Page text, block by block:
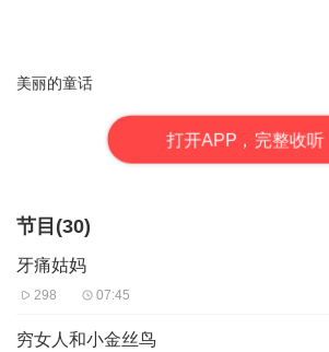
美丽的童话
打开APP，完整收听
节目(30)
牙痛姑妈
298 07:45
穷女人和小金丝鸟